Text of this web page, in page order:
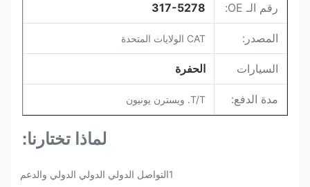
رقم الـ OE: 317-5278
المصدر: CAT الولايات المتحدة
السيارات الحفرة
مدة الدفع: T/T. ويسترن يونيون
لماذا تختارنا:
1التواصل الدولي الدولي الدولي والدعم